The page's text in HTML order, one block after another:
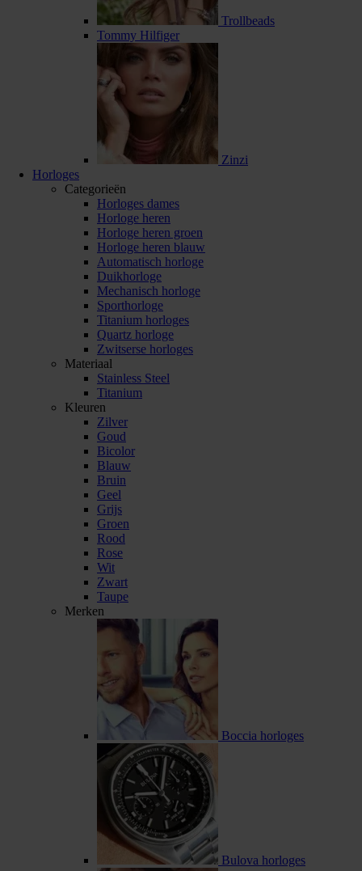
Trollbeads
Tommy Hilfiger
Zinzi
Horloges
Categorieën
Horloges dames
Horloge heren
Horloge heren groen
Horloge heren blauw
Automatisch horloge
Duikhorloge
Mechanisch horloge
Sporthorloge
Titanium horloges
Quartz horloge
Zwitserse horloges
Materiaal
Stainless Steel
Titanium
Kleuren
Zilver
Goud
Bicolor
Blauw
Bruin
Geel
Grijs
Groen
Rood
Rose
Wit
Zwart
Taupe
Merken
Boccia horloges
Bulova horloges